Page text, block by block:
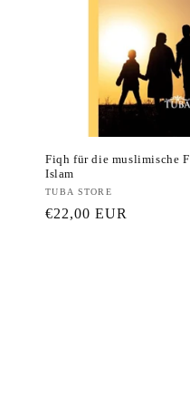
Fiqh für die muslimische
Islam
Anbieter:
TUBA STORE
Normaler
€22,00 EUR